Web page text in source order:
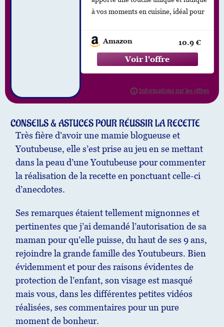
Machine Design Original
à vos moments en cuisine, idéal pour
familiales.
Taille Parfaite pour Tous :
Disponible en deux
Amazon 10.9 €
CONSEILS & ASTUCES POUR RÉUSSIR LA RECETTE
Très fière d’avoir une mamie blogueuse et
Youtubeuse, elle s’est prise au jeu en se mettant
dans la peau d’une Youtubeuse pour commenter
la réalisation de la recette en ponctuant celle-ci
d’anecdotes.
Ses remarques étaient tellement mignonnes et
pertinentes que j’ai demandé l’autorisation de sa
maman pour qu’elle puisse, du haut de ses 9 ans,
rejoindre la grande famille des Youtubeurs. Bien
évidemment et pour des raisons évidentes de
protection de l’enfant, son visage est masqué
mais vous, dans les différentes petites vidéos
réalisées, ses commentaires pour un pure
moment de bonheur.